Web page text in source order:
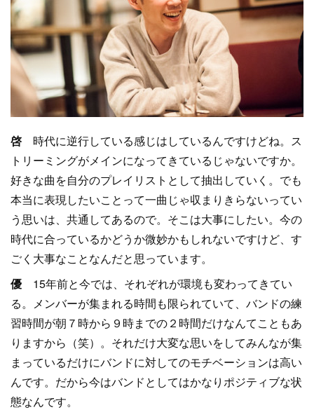
啓 時代に逆行している感じはしているんですけどね。ス
トリーミングがメインになってきているじゃないですか。
好きな曲を自分のプレイリストとして抽出していく。でも
本当に表現したいことって一曲じゃ収まりきらないってい
う思いは、共通してあるので。そこは大事にしたい。今の
時代に合っているかどうか微妙かもしれないですけど、す
ごく大事なことなんだと思っています。
優 15年前と今では、それぞれが環境も変わってきてい
る。メンバーが集まれる時間も限られていて、バンドの練
習時間が朝７時から９時までの２時間だけなんてこともあ
りますから（笑）。それだけ大変な思いをしてみんなが集
まっているだけにバンドに対してのモチベーションは高い
んです。だから今はバンドとしてはかなりポジティブな状
態なんです。